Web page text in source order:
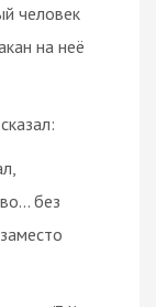
человек
на неё
без